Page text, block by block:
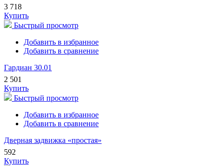
3 718
Купить
Быстрый просмотр
Добавить в избранное
Добавить в сравнение
Гардиан 30.01
2 501
Купить
Быстрый просмотр
Добавить в избранное
Добавить в сравнение
Дверная задвижка «простая»
592
Купить